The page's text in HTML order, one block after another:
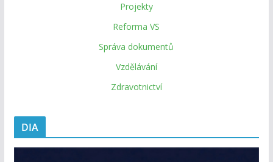
Projekty
Reforma VS
Správa dokumentů
Vzdělávání
Zdravotnictví
DIA